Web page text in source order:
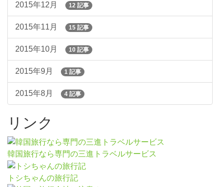
2015年12月 12 記事
2015年11月 15 記事
2015年10月 10 記事
2015年9月 1 記事
2015年8月 4 記事
リンク
韓国旅行なら専門の三進トラベルサービス
トシちゃんの旅行記